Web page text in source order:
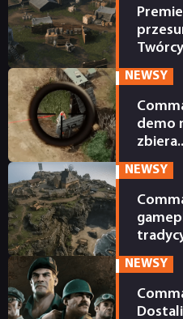
JUŻ
SKLEP
NEWSY
demo
NEWSY
NEWSY